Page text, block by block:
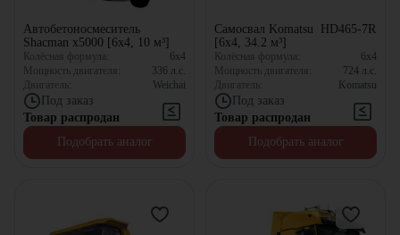
Автобетоносмеситель
Shacman x5000 [6x4, 10 м³]
Колёсная формула:
6x4
Мощность двигателя:
336 л.с.
Двигатель:
Weichai
Под заказ
Товар распродан
Подобрать аналог
Самосвал Komatsu HD465-7R
[6x4, 34.2 м³]
Колёсная формула:
6x4
Мощность двигателя:
724 л.с.
Двигатель:
Komatsu
Под заказ
Товар распродан
Подобрать аналог